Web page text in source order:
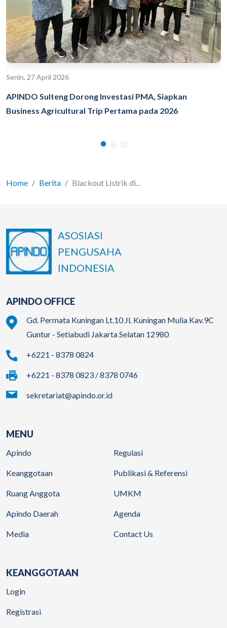
Senin, 27 April 2026
APINDO Sulteng Dorong Investasi PMA, Siapkan
Business Agricultural Trip Pertama pada 2026
Home Berita Blackout Listrik di...
ASOSIASI
PENGUSAHA
INDONESIA
APINDO OFFICE
Gd. Permata Kuningan Lt.10 Jl. Kuningan Mulia Kav.9C
Guntur - Setiabudi Jakarta Selatan 12980
+6221 - 8378 0824
+6221 - 8378 0823 / 8378 0746
sekretariat@apindo.or.id
MENU
Apindo
Keanggotaan
Ruang Anggota
Apindo Daerah
Media
Regulasi
Publikasi & Referensi
UMKM
Agenda
Contact Us
KEANGGOTAAN
Login
Registrasi